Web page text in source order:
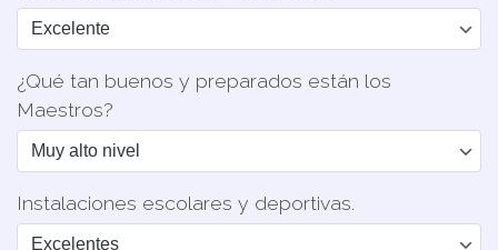
¿Qué tan buenos y preparados están los
Maestros?
Instalaciones escolares y deportivas.